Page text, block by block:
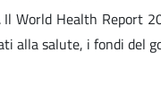
Health Report
alla salute, i fondi